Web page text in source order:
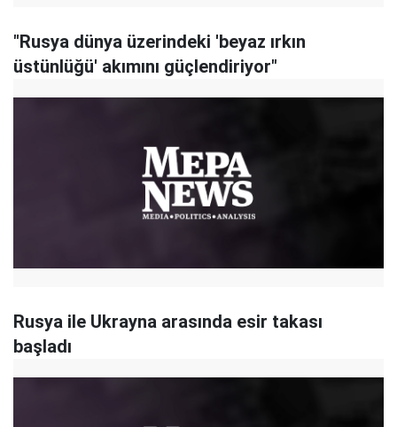
"Rusya dünya üzerindeki 'beyaz ırkın
üstünlüğü' akımını güçlendiriyor"
Rusya ile Ukrayna arasında esir takası
başladı